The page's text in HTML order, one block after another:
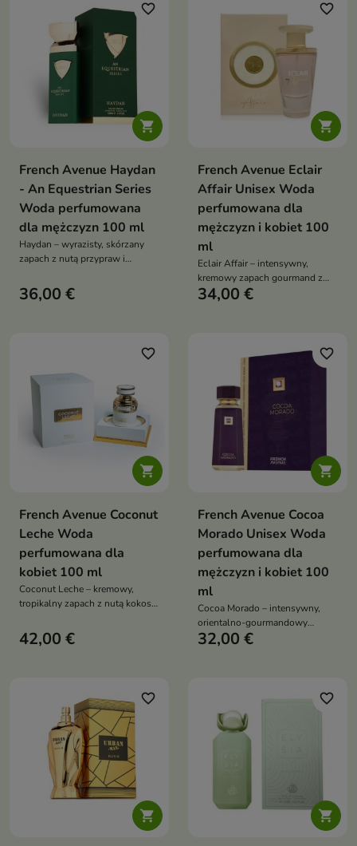

favorite_border
French Avenue Haydan
- An Equestrian Series
Woda perfumowana
dla mężczyzn 100 ml
Haydan – wyrazisty, skórzany
zapach z nutą przypraw i
elegancję z głęboką, zmysłową
aurą
36,00 €

favorite_border
French Avenue Eclair
Affair Unisex Woda
perfumowana dla
mężczyzn i kobiet 100
ml
Eclair Affair – intensywny,
kremowy zapach gourmand z
nutą karmelu, wanilii i kokosa,
34,00 €

favorite_border
French Avenue Coconut
Leche Woda
perfumowana dla
kobiet 100 ml
Coconut Leche – kremowy,
tropikalny zapach z nutą kokosa,
ciepłą, waniliowo-balsamiczną
bazą
42,00 €

favorite_border
French Avenue Cocoa
Morado Unisex Woda
perfumowana dla
mężczyzn i kobiet 100
ml
Cocoa Morado – intensywny,
orientalno-gourmandowy
zapach unisex pełen przypraw,
32,00 €

favorite_border

favorite_border